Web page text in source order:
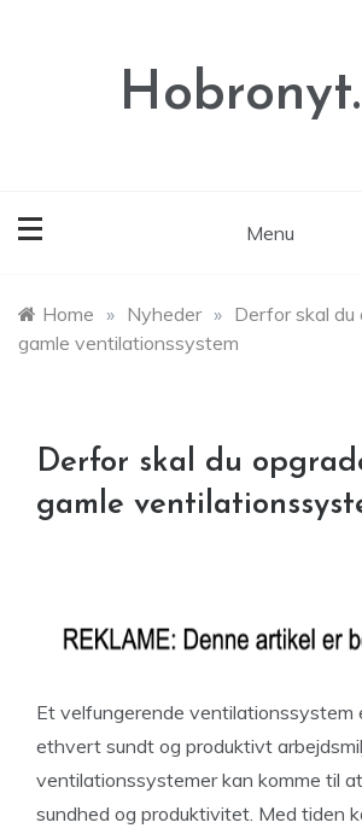
Menu
Home » Nyheder » Derfor skal du
gamle ventilationssystem
Derfor skal du
gamle
Et velfungerende ventilationssystem
ethvert sundt og produktivt
ventilationssystemer kan komme til
sundhed og produktivitet. Med tiden